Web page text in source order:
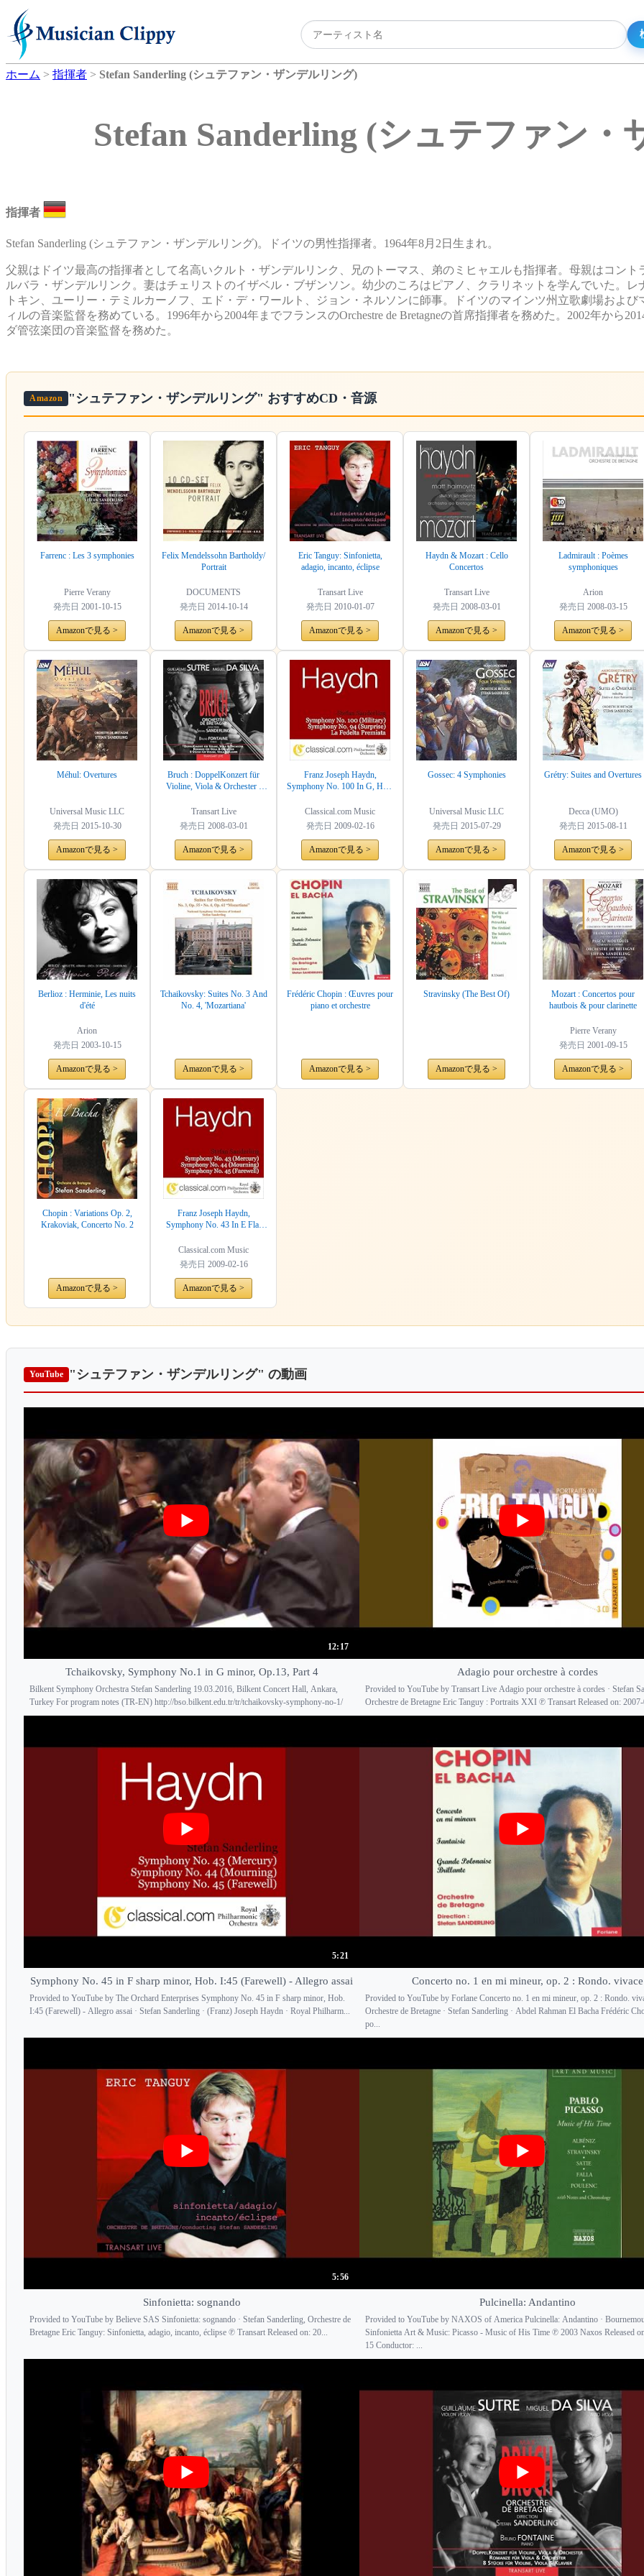
ホーム > 指揮者 > Stefan Sanderling (シュテファン・ザンデルリング)
Stefan Sanderling (シュテファン・
指揮者
Stefan Sanderling (シュテファン・ザンデルリング)。ドイツの男性指揮者。1964年8月2日生まれ。
父親はドイツ最高の指揮者として名高いクルト・ザンデルリンク、兄のトーマス、弟のミヒャエルも指揮者。母親はコント
ルバラ・ザンデルリンク。妻はチェリストのイザベル・ブザンソン。幼少のころはピアノ、クラリネットを学んでいた。レ
トキン、ユーリー・テミルカーノフ、エド・デ・ワールト、ジョン・ネルソンに師事。ドイツのマインツ州立歌劇場および
ィルの音楽監督を務めている。1996年から2004年までフランスのOrchestre de Bretagneの首席指揮者を務めた。2002年から
ダ管弦楽団の音楽監督を務めた。
Amazon "シュテファン・ザンデルリング" おすすめCD・音源
Farrenc : Les 3 symphonies
Pierre Verany
発売日 2001-10-15
Amazonで見る >
Felix Mendelssohn Bartholdy/
Portrait
DOCUMENTS
発売日 2014-10-14
Amazonで見る >
Eric Tanguy: Sinfonietta,
adagio, incanto, éclipse
Transart Live
発売日 2010-01-07
Amazonで見る >
Haydn & Mozart : Cello
Concertos
Transart Live
発売日 2008-03-01
Amazonで見る >
Ladmirault : Poèmes
symphoniques
Arion
発売日 2008-03-15
Amazonで見る >
Méhul: Overtures
Universal Music LLC
発売日 2015-10-30
Amazonで見る >
Bruch : DoppelKonzert für
Violine, Viola & Orchester -
- 8 Stücke für Violine, Viola &
Klavier
Transart Live
発売日 2008-03-01
Amazonで見る >
Franz Joseph Haydn,
Symphony No. 100 In G, Hob.
Classical.com Music
発売日 2009-02-16
Amazonで見る >
Gossec: 4 Symphonies
Universal Music LLC
発売日 2015-07-29
Amazonで見る >
Grétry: Suites and Overtures
Decca (UMO)
発売日 2015-08-11
Amazonで見る >
Berlioz : Herminie, Les nuits
d'été
Arion
発売日 2003-10-15
Amazonで見る >
Tchaikovsky: Suites No. 3 And
No. 4, 'Mozartiana'
Amazonで見る >
Frédéric Chopin : Œuvres pour
piano et orchestre
Amazonで見る >
Stravinsky (The Best Of)
Amazonで見る >
Mozart : Concertos pour
hautbois & pour clarinette
Pierre Verany
発売日 2001-09-15
Amazonで見る >
Chopin : Variations Op. 2,
Krakoviak, Concerto No. 2
Amazonで見る >
Franz Joseph Haydn,
Symphony No. 43 In E Flat
Classical.com Music
発売日 2009-02-16
Amazonで見る >
YouTube "シュテファン・ザンデルリング" の動画
12:17
Tchaikovsky, Symphony No.1 in G minor, Op.13, Part 4
Bilkent Symphony Orchestra Stefan Sanderling 19.03.2016, Bilkent Concert Hall, Ankara,
Turkey For program notes (TR-EN) http://bso.bilkent.edu.tr/tr/tchaikovsky-symphony-no-1/
Adagio pour orchestre à cordes
Provided to YouTube by Transart Live Adagio pour orchestre à cordes · Stefan
Orchestre de Bretagne Eric Tanguy : Portraits XXI ℗ Transart Released on:
5:21
Symphony No. 45 in F sharp minor, Hob. I:45 (Farewell) - Allegro assai
Provided to YouTube by The Orchard Enterprises Symphony No. 45 in F sharp minor, Hob.
I:45 (Farewell) - Allegro assai · Stefan Sanderling · (Franz) Joseph Haydn · Royal Philharm...
Concerto no. 1 en mi mineur, op. 2 : Rondo. vivace
Provided to YouTube by Forlane Concerto no. 1 en mi mineur, op. 2 : Rondo.
Orchestre de Bretagne · Stefan Sanderling · Abdel Rahman El Bacha Frédéric
po...
5:56
Sinfonietta: sognando
Provided to YouTube by Believe SAS Sinfonietta: sognando · Stefan Sanderling, Orchestre de
Bretagne Eric Tanguy: Sinfonietta, adagio, incanto, éclipse ℗ Transart Released on: 20...
Pulcinella: Andantino
Provided to YouTube by NAXOS of America Pulcinella: Andantino ·
Sinfonietta Art & Music: Picasso - Music of His Time ℗ 2003 Naxos Released
15 Conductor: ...